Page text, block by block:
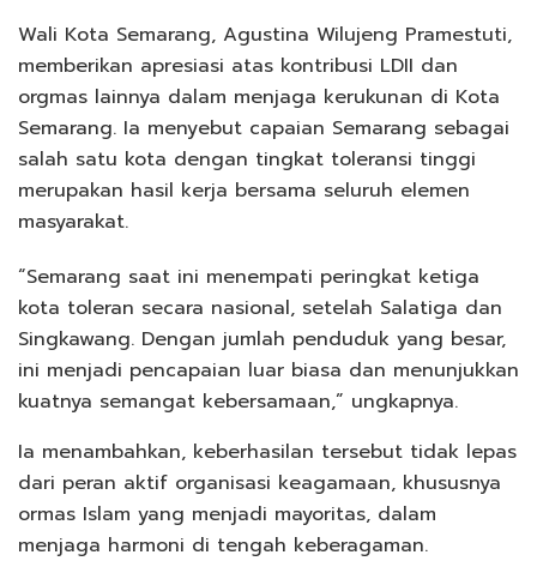
Wali Kota Semarang, Agustina Wilujeng Pramestuti,
memberikan apresiasi atas kontribusi LDII dan
orgmas lainnya dalam menjaga kerukunan di Kota
Semarang. Ia menyebut capaian Semarang sebagai
salah satu kota dengan tingkat toleransi tinggi
merupakan hasil kerja bersama seluruh elemen
masyarakat.
“Semarang saat ini menempati peringkat ketiga
kota toleran secara nasional, setelah Salatiga dan
Singkawang. Dengan jumlah penduduk yang besar,
ini menjadi pencapaian luar biasa dan menunjukkan
kuatnya semangat kebersamaan,” ungkapnya.
Ia menambahkan, keberhasilan tersebut tidak lepas
dari peran aktif organisasi keagamaan, khususnya
ormas Islam yang menjadi mayoritas, dalam
menjaga harmoni di tengah keberagaman.